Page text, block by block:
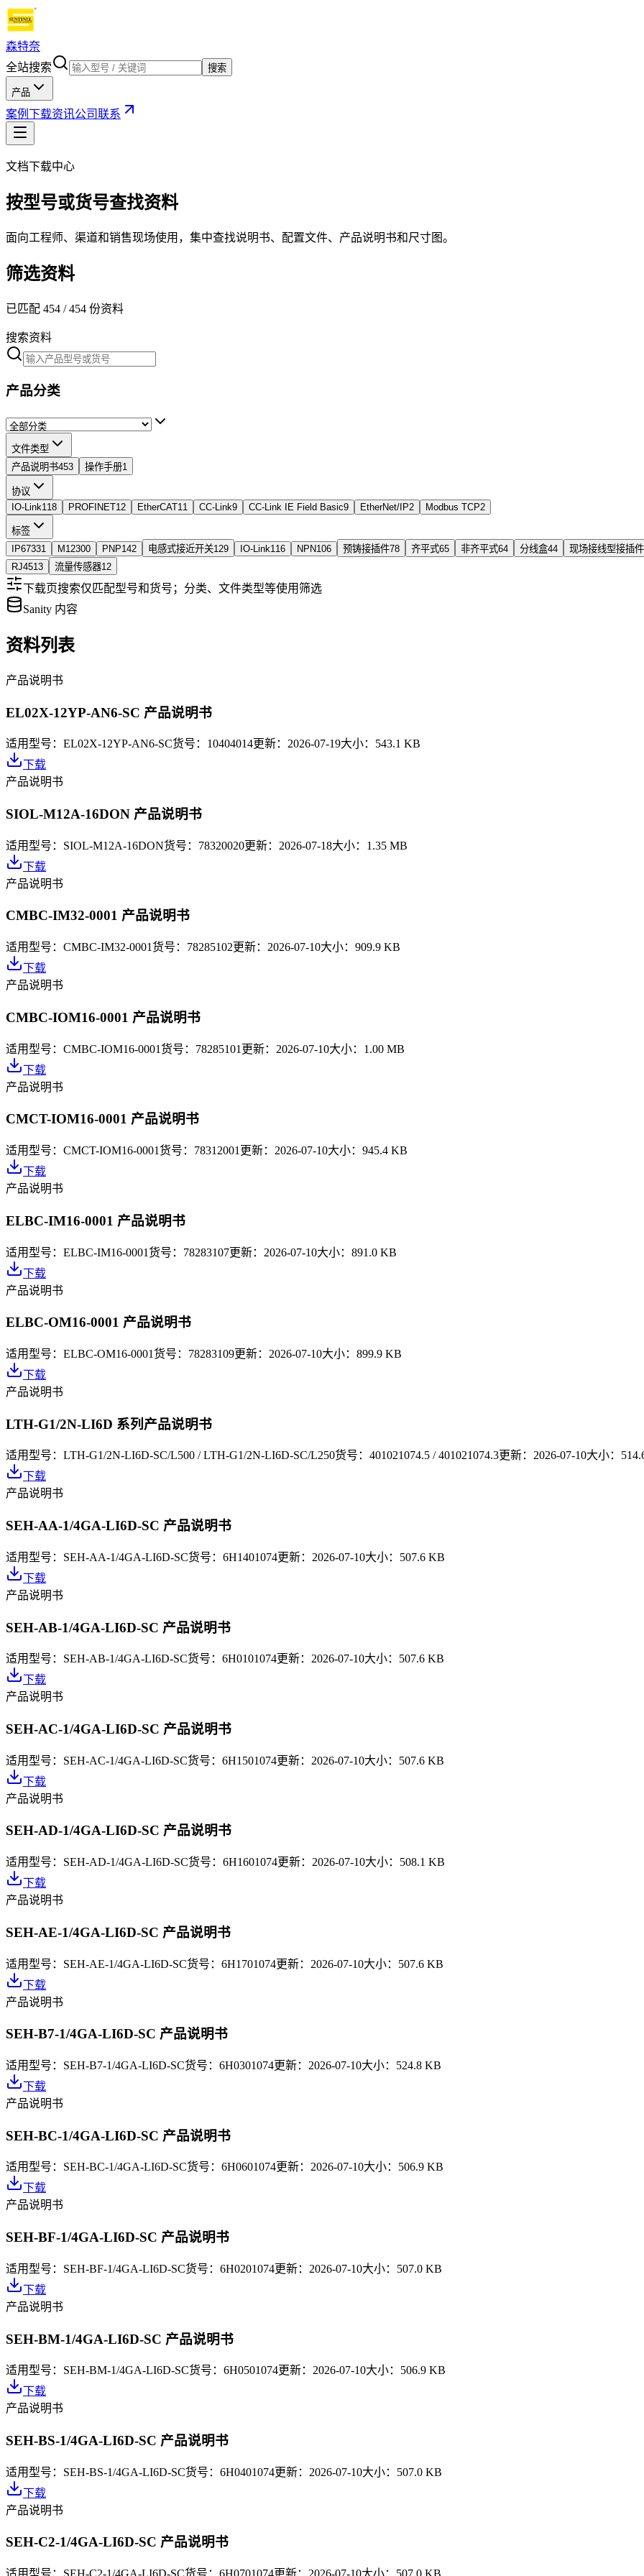
森特奈
全站搜索
搜索
产品
案例 下载资讯公司联系
文档下载中心
按型号或货号查找资料
面向工程师、渠道和销售现场使用，集中查找说明书、配置文件、产品说明书和尺寸图。
筛选资料
已匹配 454 /454 份资料
搜索资料
产品分类
文件类型
产品说明书453 操作手册1
协议
IO-Link118 PROFINET12 EtherCAT11 CC-Link9 CC-Link IE Field Basic9 EtherNet/IP2 Modbus TCP2
标签
IP67331 M12300 PNP142 电感式接近开关129 IO-Link116 NPN106 预铸接插件78 齐平式65 非齐平式64 分线盒44
现场接线型接插件
RJ4513 流量传感器12
下载页搜索仅匹配型号和货号；分类、文件类型等使用筛选
Sanity 内容
资料列表
产品说明书
EL02X-12YP-AN6-SC 产品说明书
适用型号： EL02X-12YP-AN6-SC货号： 10404014更新： 2026-07-19大小： 543.1 KB
下载
产品说明书
SIOL-M12A-16DON 产品说明书
适用型号： SIOL-M12A-16DON货号： 78320020更新： 2026-07-18大小： 1.35 MB
下载
产品说明书
CMBC-IM32-0001 产品说明书
适用型号： CMBC-IM32-0001货号： 78285102更新： 2026-07-10大小： 909.9 KB
下载
产品说明书
CMBC-IOM16-0001 产品说明书
适用型号： CMBC-IOM16-0001货号： 78285101 更新： 2026-07-10大小： 1.00 MB
下载
产品说明书
CMCT-IOM16-0001 产品说明书
适用型号： CMCT-IOM16-0001货号： 78312001 更新： 2026-07-10大小： 945.4 KB
下载
产品说明书
ELBC-IM16-0001 产品说明书
适用型号： ELBC-IM16-0001货号： 78283107更新： 2026-07-10大小： 891.0 KB
下载
产品说明书
ELBC-OM16-0001 产品说明书
适用型号： ELBC-OM16-0001货号： 78283109更新： 2026-07-10大小： 899.9 KB
下载
产品说明书
LTH-G1/2N-LI6D 系列产品说明书
适用型号： LTH-G1/2N-LI6D-SC/L500 / LTH-G1/2N-LI6D-SC/L250货号： 401021074.5 / 401021074.3更新： 2026-07-10大小：
下载
产品说明书
SEH-AA-1/4GA-LI6D-SC 产品说明书
适用型号： SEH-AA-1/4GA-LI6D-SC货号： 6H1401074更新： 2026-07-10大小： 507.6 KB
下载
产品说明书
SEH-AB-1/4GA-LI6D-SC 产品说明书
适用型号： SEH-AB-1/4GA-LI6D-SC货号： 6H0101074更新： 2026-07-10大小： 507.6 KB
下载
产品说明书
SEH-AC-1/4GA-LI6D-SC 产品说明书
适用型号： SEH-AC-1/4GA-LI6D-SC货号： 6H1501074更新： 2026-07-10大小： 507.6 KB
下载
产品说明书
SEH-AD-1/4GA-LI6D-SC 产品说明书
适用型号： SEH-AD-1/4GA-LI6D-SC货号： 6H1601074更新： 2026-07-10大小： 508.1 KB
下载
产品说明书
SEH-AE-1/4GA-LI6D-SC 产品说明书
适用型号： SEH-AE-1/4GA-LI6D-SC货号： 6H1701074更新： 2026-07-10大小： 507.6 KB
下载
产品说明书
SEH-B7-1/4GA-LI6D-SC 产品说明书
适用型号： SEH-B7-1/4GA-LI6D-SC货号： 6H0301074更新： 2026-07-10大小： 524.8 KB
下载
产品说明书
SEH-BC-1/4GA-LI6D-SC 产品说明书
适用型号： SEH-BC-1/4GA-LI6D-SC货号： 6H0601074更新： 2026-07-10大小： 506.9 KB
下载
产品说明书
SEH-BF-1/4GA-LI6D-SC 产品说明书
适用型号： SEH-BF-1/4GA-LI6D-SC货号： 6H0201074更新： 2026-07-10大小： 507.0 KB
下载
产品说明书
SEH-BM-1/4GA-LI6D-SC 产品说明书
适用型号： SEH-BM-1/4GA-LI6D-SC货号： 6H0501074更新： 2026-07-10大小： 506.9 KB
下载
产品说明书
SEH-BS-1/4GA-LI6D-SC 产品说明书
适用型号： SEH-BS-1/4GA-LI6D-SC货号： 6H0401074更新： 2026-07-10大小： 507.0 KB
下载
产品说明书
SEH-C2-1/4GA-LI6D-SC 产品说明书